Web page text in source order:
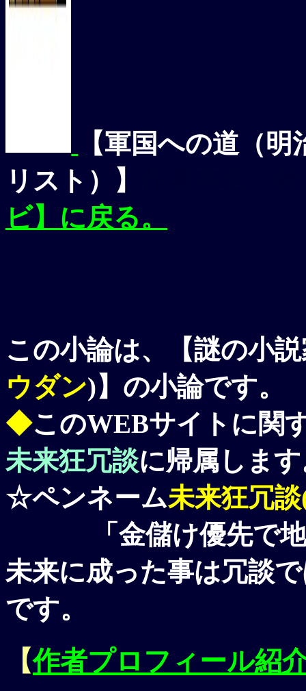
【軍国への道（
リスト）】
ビ】に戻る。
この小論は、【謎の小
ウダン)】の小論です。
◆このWEBサイトに関
未来狂冗談に帰属しま
☆ペンネーム未来狂冗
「金儲け優先で地球
未来に成った事は冗談
です。
【作者プロフィール紹